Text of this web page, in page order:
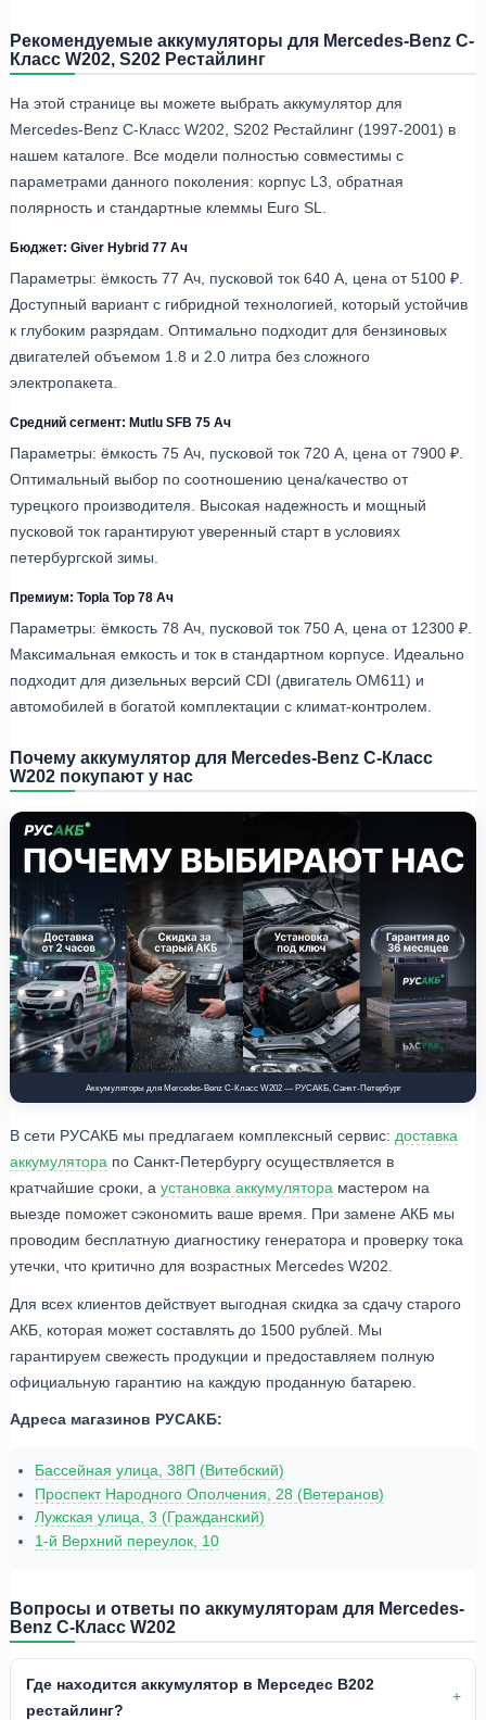
Рекомендуемые аккумуляторы для Mercedes-Benz C-
Класс W202, S202 Рестайлинг
На этой странице вы можете выбрать аккумулятор для
Mercedes-Benz C-Класс W202, S202 Рестайлинг (1997-2001) в
нашем каталоге. Все модели полностью совместимы с
параметрами данного поколения: корпус L3, обратная
полярность и стандартные клеммы Euro SL.
Бюджет: Giver Hybrid 77 Ач
Параметры: ёмкость 77 Ач, пусковой ток 640 А, цена от 5100 ₽.
Доступный вариант с гибридной технологией, который устойчив
к глубоким разрядам. Оптимально подходит для бензиновых
двигателей объемом 1.8 и 2.0 литра без сложного
электропакета.
Средний сегмент: Mutlu SFB 75 Ач
Параметры: ёмкость 75 Ач, пусковой ток 720 А, цена от 7900 ₽.
Оптимальный выбор по соотношению цена/качество от
турецкого производителя. Высокая надежность и мощный
пусковой ток гарантируют уверенный старт в условиях
петербургской зимы.
Премиум: Topla Top 78 Ач
Параметры: ёмкость 78 Ач, пусковой ток 750 А, цена от 12300 ₽.
Максимальная емкость и ток в стандартном корпусе. Идеально
подходит для дизельных версий CDI (двигатель OM611) и
автомобилей в богатой комплектации с климат-контролем.
Почему аккумулятор для Mercedes-Benz C-Класс
W202 покупают у нас
Аккумуляторы для Mercedes-Benz C-Класс W202 — РУСАКБ, Санкт-Петербург
В сети РУСАКБ мы предлагаем комплексный сервис: доставка
аккумулятора по Санкт-Петербургу осуществляется в
кратчайшие сроки, а установка аккумулятора мастером на
выезде поможет сэкономить ваше время. При замене АКБ мы
проводим бесплатную диагностику генератора и проверку тока
утечки, что критично для возрастных Mercedes W202.
Для всех клиентов действует выгодная скидка за сдачу старого
АКБ, которая может составлять до 1500 рублей. Мы
гарантируем свежесть продукции и предоставляем полную
официальную гарантию на каждую проданную батарею.
Адреса магазинов РУСАКБ:
Бассейная улица, 38П (Витебский)
Проспект Народного Ополчения, 28 (Ветеранов)
Лужская улица, 3 (Гражданский)
1-й Верхний переулок, 10
Вопросы и ответы по аккумуляторам для Mercedes-
Benz C-Класс W202
Где находится аккумулятор в Мерседес В202
рестайлинг?